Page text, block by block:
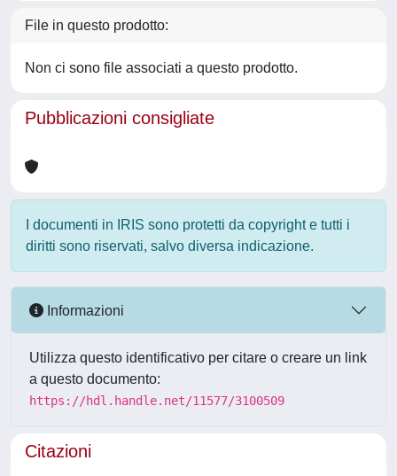
File in questo prodotto:
Non ci sono file associati a questo prodotto.
Pubblicazioni consigliate
I documenti in IRIS sono protetti da copyright e tutti i
diritti sono riservati, salvo diversa indicazione.
Informazioni
Utilizza questo identificativo per citare o creare un link
a questo documento:
https://hdl.handle.net/11577/3100509
Citazioni